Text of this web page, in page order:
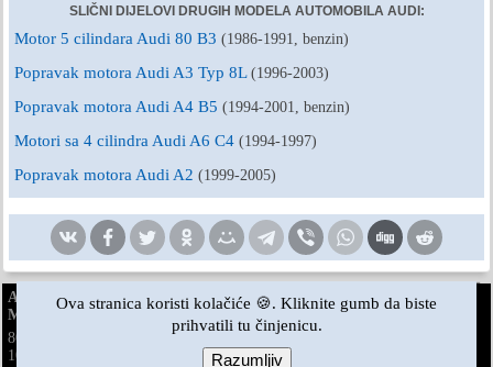
SLIČNI DIJELOVI DRUGIH MODELA AUTOMOBILA AUDI:
Motor 5 cilindara Audi 80 B3 (1986-1991, benzin)
Popravak motora Audi A3 Typ 8L (1996-2003)
Popravak motora Audi A4 B5 (1994-2001, benzin)
Motori sa 4 cilindra Audi A6 C4 (1994-1997)
Popravak motora Audi A2 (1999-2005)
AudiManual.ru © 2017-2026·Puna verzija·Povratne informacije
Mapa stranice
Pretraživanje stranice
Vijesti i članci
80 B2
80 B4
100 C3
100 C3 100 C4benzin
Ova stranica koristi kolačiće 🍪. Kliknite gumb da biste
prihvatili tu činjenicu.
Razumljiv